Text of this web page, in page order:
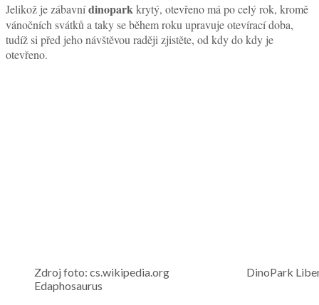
Jelikož je zábavnídinoparkkrytý, otevřeno má po celý rok, kromě
vánočních svátků a taky se během roku upravuje otevírací doba,
tudíž si před jeho návštěvou raději zjistěte, od kdy do kdy je
otevřeno.
Zdroj foto: cs.wikipedia.org DinoPark
Edaphosaurus